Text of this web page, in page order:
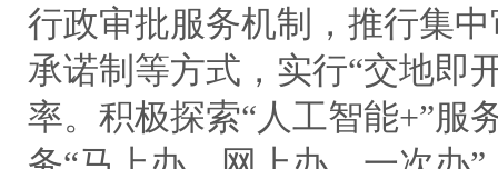
行政审批服务机制，推行集
承诺制等方式，实行“交地即
率。积极探索“人工智能+”服